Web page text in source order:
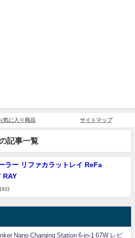
気に入り商品 サイトマップ
記事一覧
ラー リファカラットレイ ReFa
RAY
8日
Nano Charging Station 6-in-1 67W レビ